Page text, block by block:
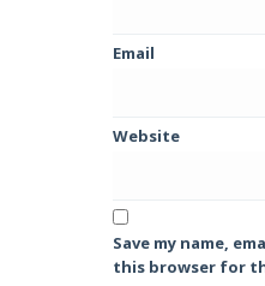
Email
Website
Save my name,
this browser for